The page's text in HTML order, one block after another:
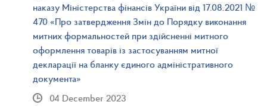
наказу Міністерства фінансів України від 17.08.2021 №
470 «Про затвердження Змін до Порядку виконання
митних формальностей при здійсненні митного
оформлення товарів із застосуванням митної
декларації на бланку єдиного адміністративного
документа»
04 December 2023